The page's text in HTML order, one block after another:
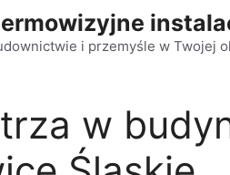
i przemyśle w Twojej
w